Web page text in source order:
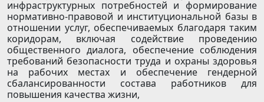
инфраструктурных потребностей и формирование
нормативно-правовой и институциональной базы в
отношении услуг, обеспечиваемых благодаря таким
коридорам, включая содействие проведению
общественного диалога, обеспечение соблюдения
требований безопасности труда и охраны здоровья
на рабочих местах и обеспечение гендерной
сбалансированности состава работников для
повышения качества жизни,